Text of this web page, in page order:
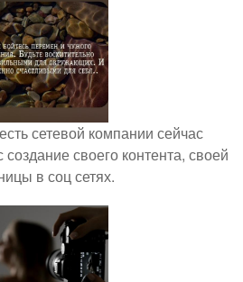
сетевой компании сейчас
своего контента, своей
в соц сетях.